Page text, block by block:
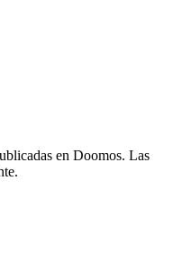
en Doomos. Las